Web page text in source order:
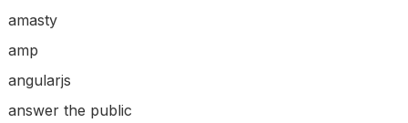
amasty
amp
angularjs
answer the public